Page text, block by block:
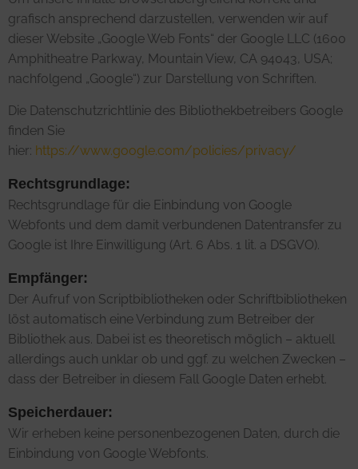
grafisch ansprechend darzustellen, verwenden wir auf
dieser Website „Google Web Fonts“ der Google LLC (1600
Amphitheatre Parkway, Mountain View, CA 94043, USA;
nachfolgend „Google“) zur Darstellung von Schriften.
Die Datenschutzrichtlinie des Bibliothekbetreibers Google
finden Sie
hier: https://www.google.com/policies/privacy/
Rechtsgrundlage:
Rechtsgrundlage für die Einbindung von Google
Webfonts und dem damit verbundenen Datentransfer zu
Google ist Ihre Einwilligung (Art. 6 Abs. 1 lit. a DSGVO).
Empfänger:
Der Aufruf von Scriptbibliotheken oder Schriftbibliotheken
löst automatisch eine Verbindung zum Betreiber der
Bibliothek aus. Dabei ist es theoretisch möglich – aktuell
allerdings auch unklar ob und ggf. zu welchen Zwecken –
dass der Betreiber in diesem Fall Google Daten erhebt.
Speicherdauer:
Wir erheben keine personenbezogenen Daten, durch die
Einbindung von Google Webfonts.